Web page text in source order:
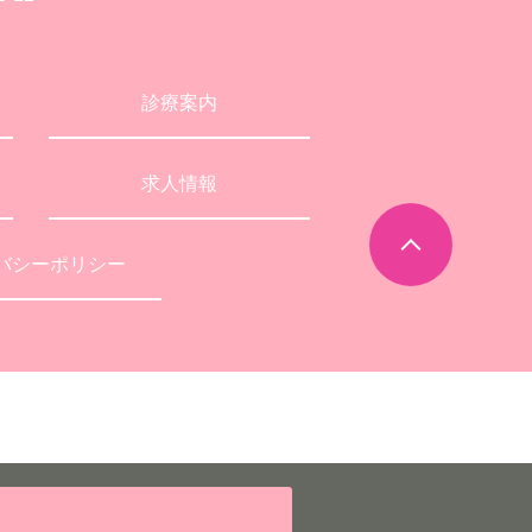
診療案内
求人情報
シーポリシー